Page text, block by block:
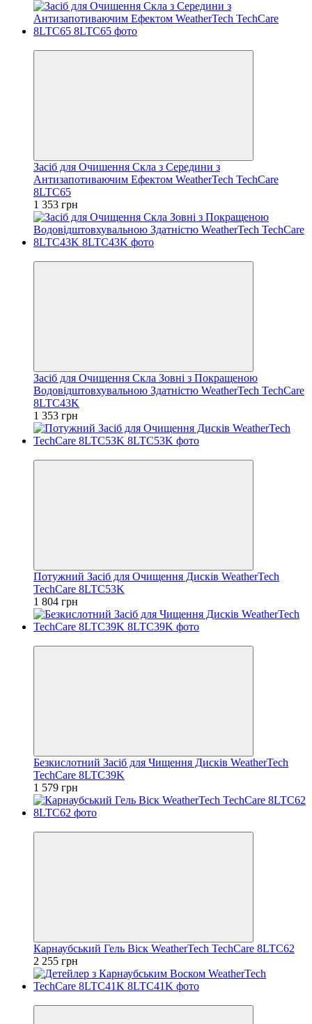
Засіб для Очишення Скла з Середини з
Антизапотиваючим Ефектом WeatherTech TechCare
8LTC65
1 353 грн
Засіб для Очищення Скла Зовні з Покращеною
Водовідштовхувальною Здатністю WeatherTech TechCare
8LTC43K
1 353 грн
Потужний Засіб для Очищення Дисків WeatherTech
TechCare 8LTC53K
1 804 грн
Безкислотний Засіб для Чищення Дисків WeatherTech
TechCare 8LTC39K
1 579 грн
Карнаубський Гель Віск WeatherTech TechCare 8LTC62
2 255 грн